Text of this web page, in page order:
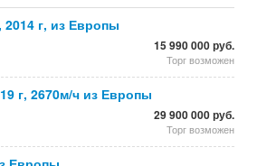
г, из Европы
15 990 000 руб.
Торг возможен
г, 2670м/ч из Европы
29 900 000 руб.
Торг возможен